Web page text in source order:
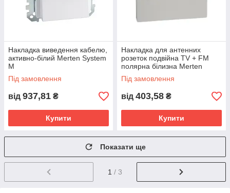
Накладка виведення кабелю,
активно-білий Merten System
M
Під замовлення
від 937,81 ₴
Купити
Накладка для антенних
розеток подвійна TV + FM
полярна білизна Merten
System M
Під замовлення
від 403,58 ₴
Купити
Показати ще
1 / 3